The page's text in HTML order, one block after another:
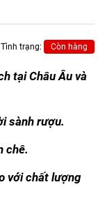
Tình trạng: Còn hàng
tại Châu Âu và
sành rượu.
chê.
với chất lượng